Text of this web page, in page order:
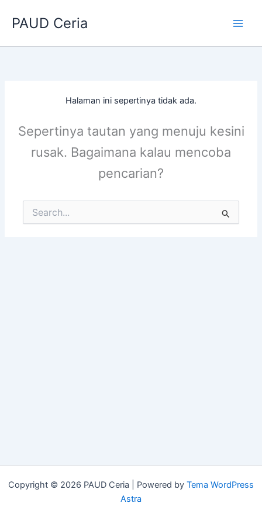
PAUD Ceria
Halaman ini sepertinya tidak ada.
Sepertinya tautan yang menuju kesini
rusak. Bagaimana kalau mencoba
pencarian?
Cari
untuk:
Copyright © 2026 PAUD Ceria | Powered by Tema WordPress
Astra